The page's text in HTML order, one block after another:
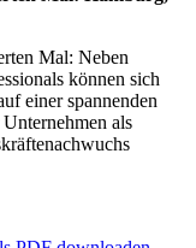
Mal: Neben
können sich
einer spannenden
als